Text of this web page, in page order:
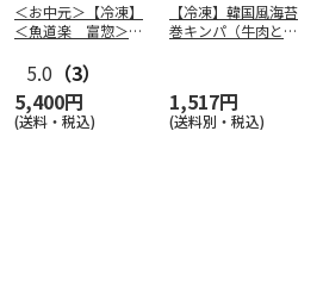
＜お中元＞【冷凍】
＜魚道楽 富惣＞レ
煮魚…
5.0 （3）
5,400円
(送料・税込)
【冷凍】韓国風海苔
巻キンパ（牛肉と野
1,517円
(送料別・税込)